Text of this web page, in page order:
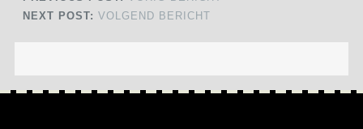
NEXT POST: VOLGEND BERICHT